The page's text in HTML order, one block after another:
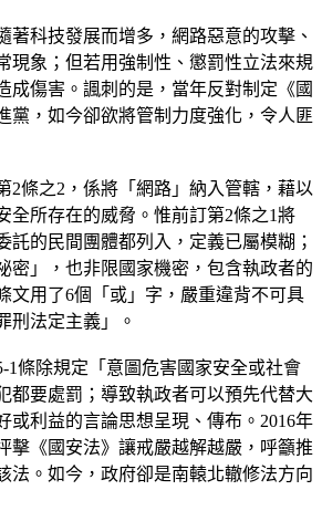
著科技發展而增多，網路惡意的攻擊、
現象；但若用強制性、懲罰性立法來規
成傷害。諷刺的是，當年反對制定《國
黨，如今卻欲將管制力度強化，令人匪
2條之2，係將「網路」納入管轄，藉以
全所存在的威脅。惟前訂第2條之1將
託的民間團體都列入，定義已屬模糊；
密」，也非限國家機密，包含執政者的
文用了6個「或」字，嚴重違背不可具
刑法定主義」。
1條除規定「意圖危害國家安全或社會
都要處罰；導致執政者可以預先代替大
或利益的言論思想呈現、傳布。2016年
擊《國安法》讓戒嚴越解越嚴，呼籲推
法。如今，政府卻是南轅北轍修法方向